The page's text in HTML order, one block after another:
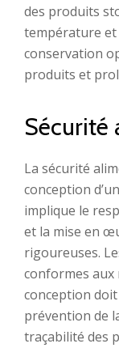
des produits
température et
conservation
produits et
Sécurité
La sécurité
conception
implique le
et la mise en
rigoureuses.
conformes
conception
prévention de
traçabilité des